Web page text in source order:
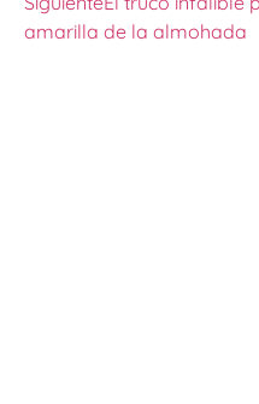
amarilla de la almohada